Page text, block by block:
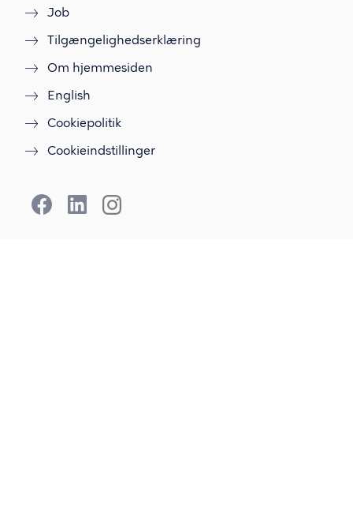
Job
Tilgængelighedserklæring
Om hjemmesiden
English
Cookiepolitik
Cookieindstillinger